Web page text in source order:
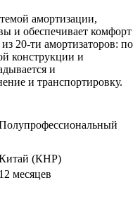
амортизации,
и обеспечивает комфорт
20-ти амортизаторов: по
конструкции и
и
и транспортировку.
(КНР)
12 месяцев